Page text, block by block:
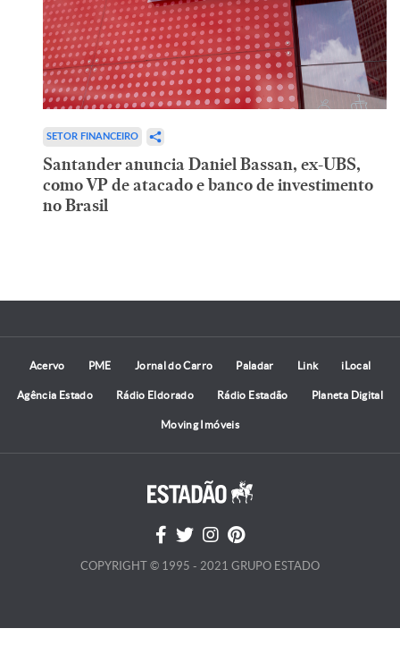
SETOR FINANCEIRO
Santander anuncia Daniel Bassan, ex-UBS,
como VP de atacado e banco de investimento
no Brasil
Acervo PME Jornal do Carro Paladar Link iLocal
Agência Estado Rádio Eldorado Rádio Estadão Planeta Digital
Moving Imóveis
COPYRIGHT © 1995 - 2021 GRUPO ESTADO